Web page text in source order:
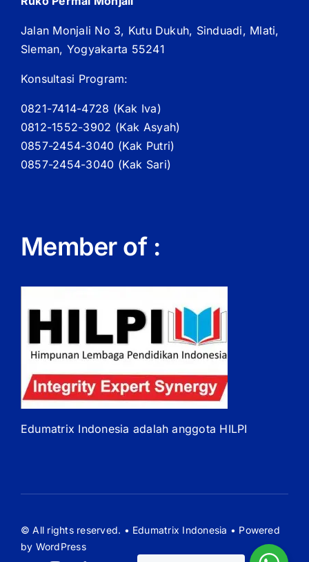
Jalan Monjali No 3, Kutu Dukuh, Sinduadi, Mlati,
Sleman, Yogyakarta 55241
Konsultasi Program:
0821-7414-4728 (Kak Iva)
0812-1552-3902 (Kak Asyah)
0857-2454-3040 (Kak Putri)
0857-2454-3040 (Kak Sari)
Member of :
Edumatrix Indonesia adalah anggota HILPI
© All rights reserved. • Edumatrix Indonesia • Powered
by WordPress